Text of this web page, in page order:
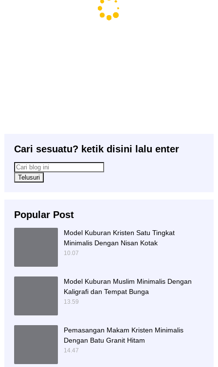
Cari sesuatu? ketik disini lalu enter
Popular Post
Model Kuburan Kristen Satu Tingkat
Minimalis Dengan Nisan Kotak
10.07
Model Kuburan Muslim Minimalis Dengan
Kaligrafi dan Tempat Bunga
13.59
Pemasangan Makam Kristen Minimalis
Dengan Batu Granit Hitam
14.47